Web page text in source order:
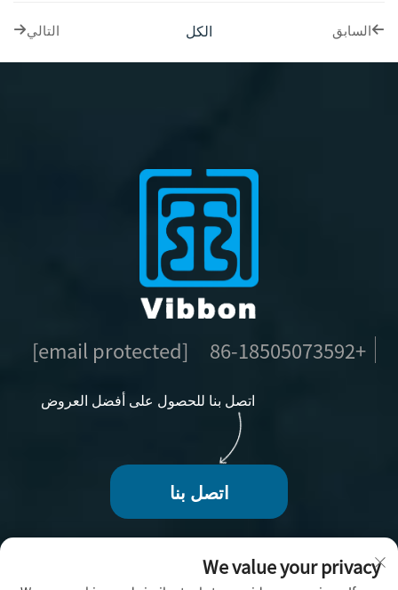
السابق الكل التالي
+86-18505073592
[email protected]
اتصل بنا للحصول على أفضل العروض
اتصل بنا
We value your privacy